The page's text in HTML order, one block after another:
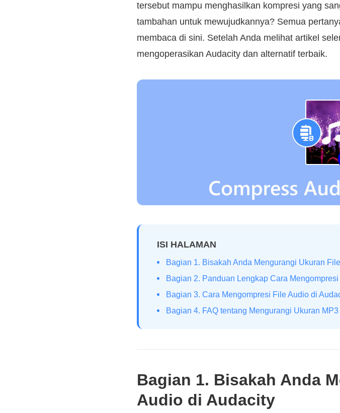
tersebut mampu menghasilkan kompresi yang
tambahan untuk mewujudkannya? Semua
membaca di sini. Setelah Anda melihat artikel
mengoperasikan Audacity dan alternatif terbaik.
ISI HALAMAN
Bagian 1. Bisakah Anda Mengurangi Ukuran
Bagian 2. Panduan Lengkap Cara
Bagian 3. Cara Mengompresi File Audio di
Bagian 4. FAQ tentang Mengurangi Ukuran
Bagian 1. Bisakah Anda
Audio di Audacity